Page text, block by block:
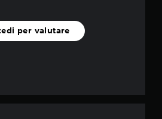
a
per valutare